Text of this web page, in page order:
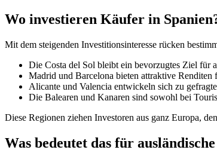
Wo investieren Käufer in
Mit dem steigenden Investitionsinteresse rücken
Die Costa del Sol bleibt ein bevorzugtes Ziel für
Madrid und Barcelona bieten attraktive
Alicante und Valencia entwickeln sich zu
Die Balearen und Kanaren sind sowohl bei
Diese Regionen ziehen Investoren aus ganz Europa,
Was bedeutet das für